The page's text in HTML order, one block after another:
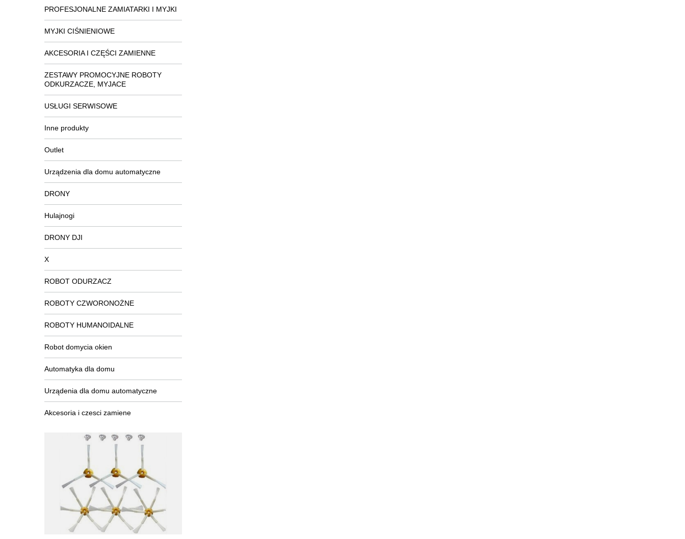
PROFESJONALNE ZAMIATARKI I MYJKI
MYJKI CIŚNIENIOWE
AKCESORIA I CZĘŚCI ZAMIENNE
ZESTAWY PROMOCYJNE ROBOTY
ODKURZACZE, MYJACE
USŁUGI SERWISOWE
Inne produkty
Outlet
Urządzenia dla domu automatyczne
DRONY
Hulajnogi
DRONY DJI
X
ROBOT ODURZACZ
ROBOTY CZWORONOŻNE
ROBOTY HUMANOIDALNE
Robot domycia okien
Automatyka dla domu
Urządenia dla domu automatyczne
Akcesoria i czesci zamiene